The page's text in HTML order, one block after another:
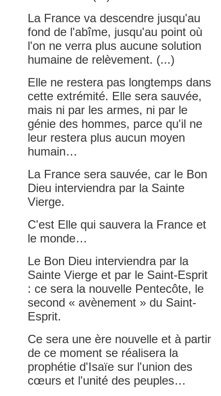
La France va descendre jusqu'au
fond de l'abîme, jusqu'au point où
l'on ne verra plus aucune solution
humaine de relèvement. (...)
Elle ne restera pas longtemps dans
cette extrémité. Elle sera sauvée,
mais ni par les armes, ni par le
génie des hommes, parce qu'il ne
leur restera plus aucun moyen
humain…
La France sera sauvée, car le Bon
Dieu interviendra par la Sainte
Vierge.
C'est Elle qui sauvera la France et
le monde…
Le Bon Dieu interviendra par la
Sainte Vierge et par le Saint-Esprit
: ce sera la nouvelle Pentecôte, le
second « avènement » du Saint-
Esprit.
Ce sera une ère nouvelle et à partir
de ce moment se réalisera la
prophétie d'Isaïe sur l'union des
cœurs et l'unité des peuples…